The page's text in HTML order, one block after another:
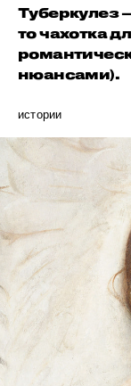
Туберкулез
то чахотка
нюансами).
истории